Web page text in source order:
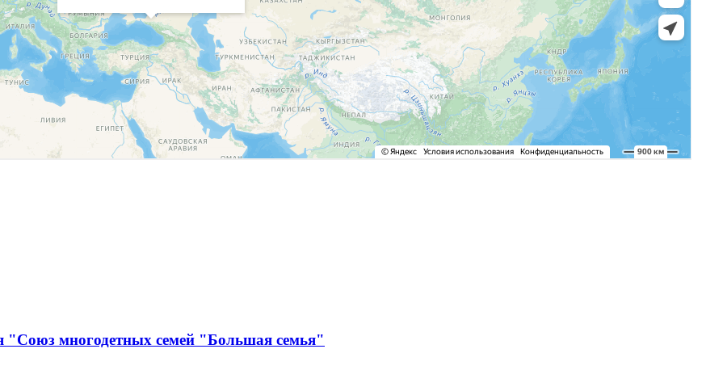
"Союз многодетных семей "Большая семья"